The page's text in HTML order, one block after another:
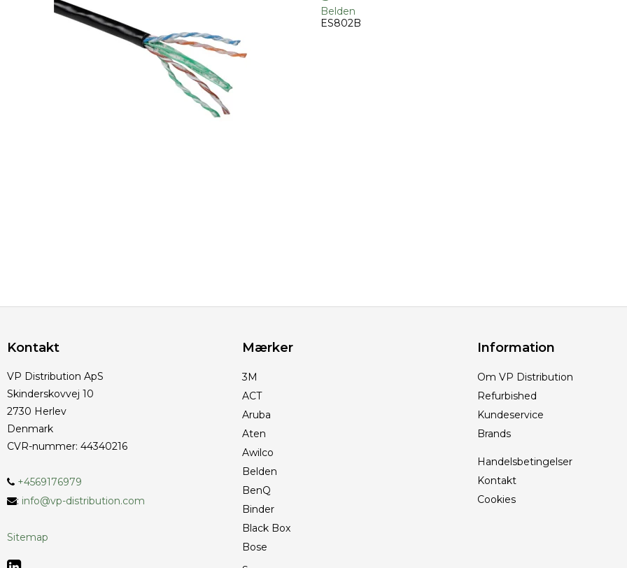
Belden
ES802B
Kontakt
VP Distribution ApS
Skinderskovvej 10
2730 Herlev
Denmark
CVR-nummer: 44340216
+4569176979
: info@vp-distribution.com
Sitemap
Mærker
3M
ACT
Aruba
Aten
Awilco
Belden
BenQ
Binder
Black Box
Bose
Information
Om VP Distribution
Refurbished
Kundeservice
Brands
Handelsbetingelser
Kontakt
Cookies